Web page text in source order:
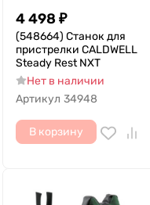
4 498 ₽
(548664) Станок для
пристрелки CALDWELL
Steady Rest NXT
Нет в наличии
Артикул 34948
В корзину